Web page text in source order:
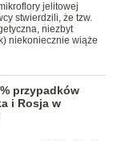
jelitowej
stwierdzili, że tzw.
niezbyt
niekoniecznie wiąże
przypadków
i Rosja w